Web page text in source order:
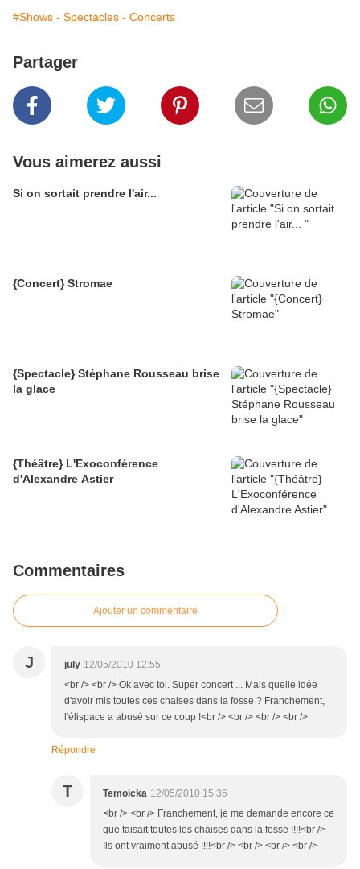
#Shows - Spectacles - Concerts
Partager
Vous aimerez aussi
Si on sortait prendre l'air...
{Concert} Stromae
{Spectacle} Stéphane Rousseau brise
la glace
{Théâtre} L'Exoconférence
d'Alexandre Astier
Commentaires
Ajouter un commentaire
J july 12/05/2010 12:55
<br /> <br /> Ok avec toi. Super concert ... Mais quelle idée
d'avoir mis toutes ces chaises dans la fosse ? Franchement,
l'élispace a abusé sur ce coup !<br /> <br /> <br /> <br />
Répondre
T Temoicka 12/05/2010 15:36
<br /> <br /> Franchement, je me demande encore ce
que faisait toutes les chaises dans la fosse !!!!<br />
Ils ont vraiment abusé !!!!<br /> <br /> <br /> <br />